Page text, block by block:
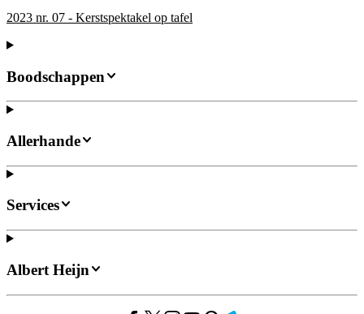
2023 nr. 07 - Kerstspektakel op tafel
Boodschappen
Allerhande
Services
Albert Heijn